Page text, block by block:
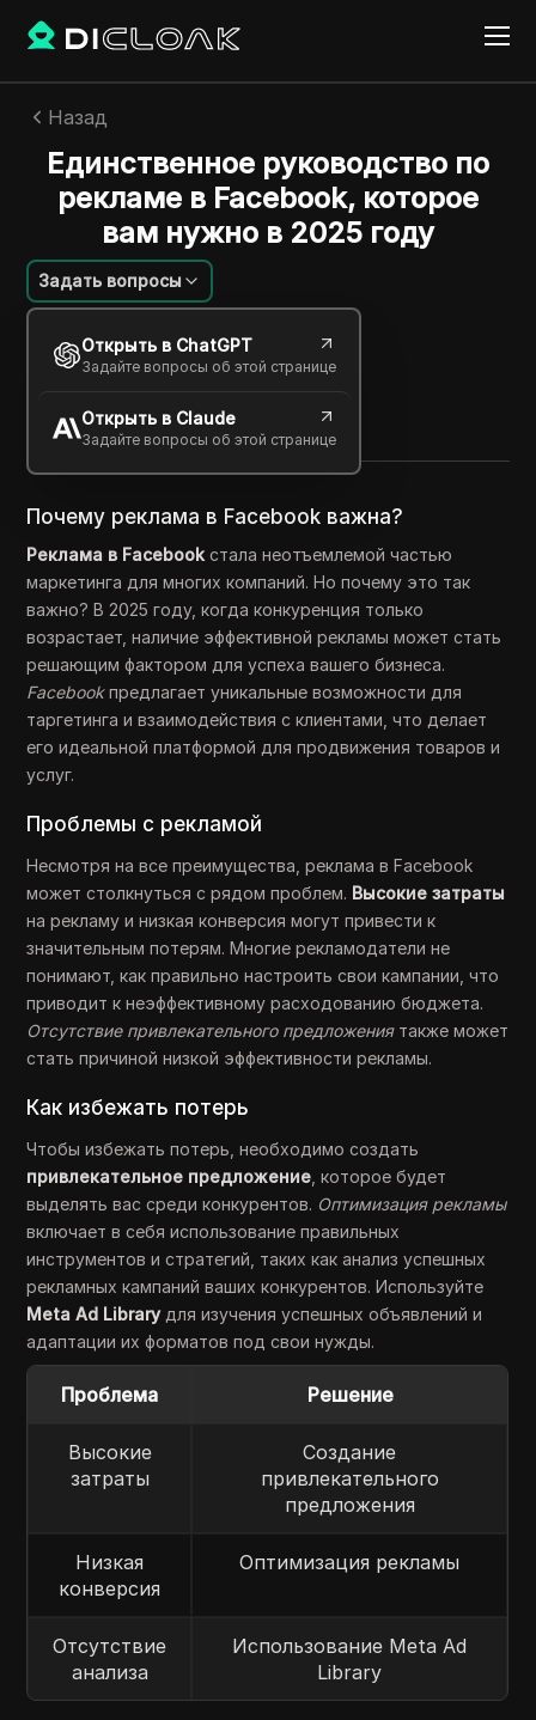
Назад
Единственное руководство по
рекламе в Facebook, которое
вам нужно в 2025 году
Задать вопросы
Открыть в ChatGPT
Задайте вопросы об этой странице
Открыть в Claude
Задайте вопросы об этой странице
Сара Джонсон
25 дек. 2025 2 минут
Copy Link
Почему реклама в Facebook важна?
Реклама в Facebook стала неотъемлемой частью
маркетинга для многих компаний. Но почему это так
важно? В 2025 году, когда конкуренция только
возрастает, наличие эффективной рекламы может стать
решающим фактором для успеха вашего бизнеса.
Facebookпредлагает уникальные возможности для
таргетинга и взаимодействия с клиентами, что делает
его идеальной платформой для продвижения товаров и
услуг.
Проблемы с рекламой
Несмотря на все преимущества, реклама в Facebook
может столкнуться с рядом проблем. Высокие затраты
на рекламу и низкая конверсия могут привести к
значительным потерям. Многие рекламодатели не
понимают, как правильно настроить свои кампании, что
приводит к неэффективному расходованию бюджета.
Отсутствие привлекательного предложениятакже может
стать причиной низкой эффективности рекламы.
Как избежать потерь
Чтобы избежать потерь, необходимо создать
привлекательное предложение , которое будет
выделять вас среди конкурентов. Оптимизация рекламы
включает в себя использование правильных
инструментов и стратегий, таких как анализ успешных
рекламных кампаний ваших конкурентов. Используйте
Meta Ad Libraryдля изучения успешных объявлений и
адаптации их форматов под свои нужды.
Проблема Решение
Высокие
затраты
Создание
привлекательного
предложения
Низкая
конверсия
Оптимизация рекламы
Отсутствие
анализа
Использование Meta Ad
Library